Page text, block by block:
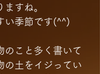
すね。
い季節です(^^)
のこと多く書いて
の土をイジってい